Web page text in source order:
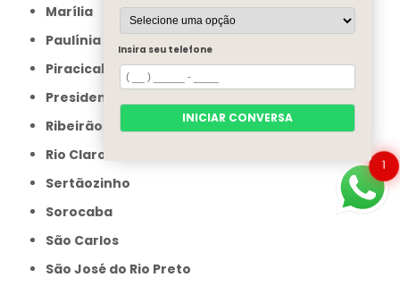
Marília
Paulínia
Piracicaba
Presidente Prudente
Ribeirão Preto
Rio Claro
Sertãozinho
Sorocaba
São Carlos
São José do Rio Preto
1
Insira seu telefone
INICIAR CONVERSA